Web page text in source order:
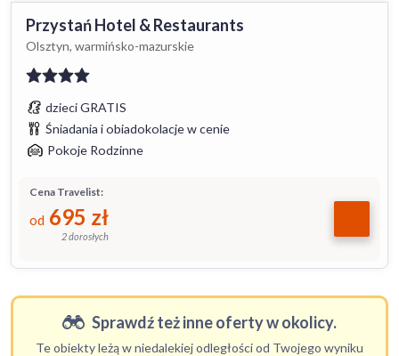
Przystań Hotel & Restaurants
Olsztyn, warmińsko-mazurskie
dzieci GRATIS
Śniadania i obiadokolacje w cenie
Pokoje Rodzinne
Cena Travelist:
od 695 zł
2 dorosłych
Sprawdź też inne oferty w okolicy.
Te obiekty leżą w niedalekiej odległości od Twojego wyniku